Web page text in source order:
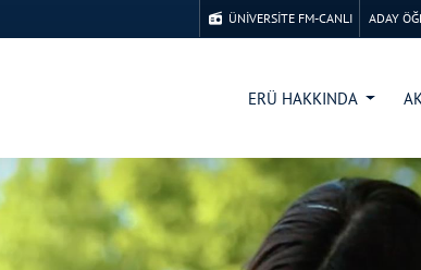
ÜNİVERSİTE FM-CANLI ADAY
ERÜ HAKKINDA